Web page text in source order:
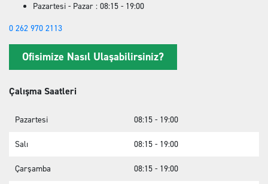
Pazartesi - Pazar : 08:15 - 19:00
0 262 970 2113
Ofisimize Nasıl Ulaşabilirsiniz?
Çalışma Saatleri
Pazartesi 08:15 - 19:00
Salı 08:15 - 19:00
Çarşamba 08:15 - 19:00